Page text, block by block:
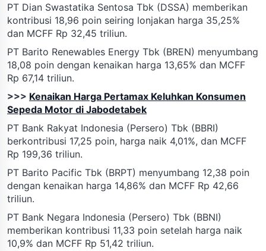
PT Dian Swastatika Sentosa Tbk (DSSA) memberikan
kontribusi 18,96 poin seiring lonjakan harga 35,25%
dan MCFF Rp 32,45 triliun.
PT Barito Renewables Energy Tbk (BREN) menyumbang
18,08 poin dengan kenaikan harga 13,65% dan MCFF
Rp 67,14 triliun.
>>> Kenaikan Harga Pertamax Keluhkan Konsumen
Sepeda Motor di Jabodetabek
PT Bank Rakyat Indonesia (Persero) Tbk (BBRI)
berkontribusi 17,25 poin, harga naik 4,01%, dan MCFF
Rp 199,36 triliun.
PT Barito Pacific Tbk (BRPT) menyumbang 12,38 poin
dengan kenaikan harga 14,86% dan MCFF Rp 42,66
triliun.
PT Bank Negara Indonesia (Persero) Tbk (BBNI)
memberikan kontribusi 11,33 poin setelah harga naik
10,9% dan MCFF Rp 51,42 triliun.